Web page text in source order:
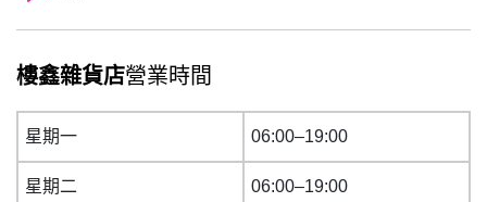
樓鑫雜貨店營業時間
星期一 06:00–19:00
星期二 06:00–19:00